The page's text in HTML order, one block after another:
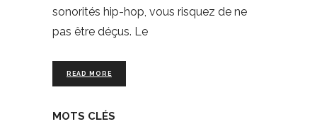
sonorités hip-hop, vous risquez de ne
pas être déçus. Le
READ MORE
MOTS CLÉS